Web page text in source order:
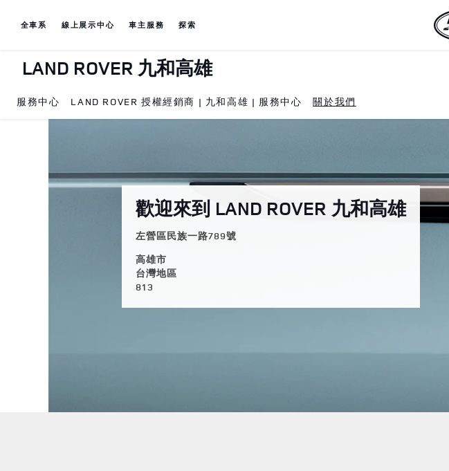
全車系 線上展示中心 車主服務 探索
LAND ROVER 九和高雄
服務中心 LAND ROVER 授權經銷商 | 九和高雄 | 服務中心 關於我們
歡迎來到 LAND ROVER 九和高雄
左營區民族一路789號
高雄市
台灣地區
813